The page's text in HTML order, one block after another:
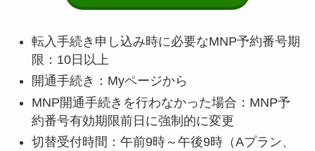
転入手続き申し込み時に必要なMNP予約番号期
限：10日以上
開通手続き：Myページから
MNP開通手続きを行わなかった場合：MNP予
約番号有効期限前日に強制的に変更
切替受付時間：午前9時～午後9時（Aプラン、